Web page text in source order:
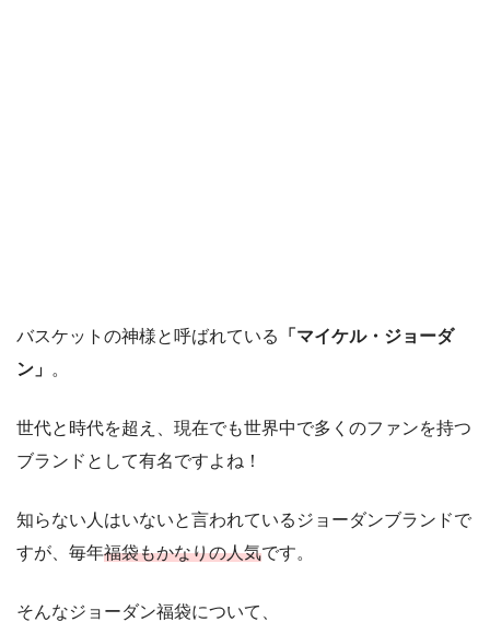
バスケットの神様と呼ばれている
「マイケル・ジョーダ
ン」 。
世代と時代を超え、現在でも世界中で多くのファンを持つ
ブランドとして有名ですよね！
知らない人はいないと言われているジョーダンブランドで
すが、毎年福袋もかなりの人気です。
そんなジョーダン福袋について、